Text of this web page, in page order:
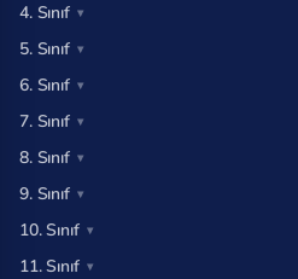
4. Sınıf
5. Sınıf
6. Sınıf
7. Sınıf
8. Sınıf
9. Sınıf
10. Sınıf
11. Sınıf